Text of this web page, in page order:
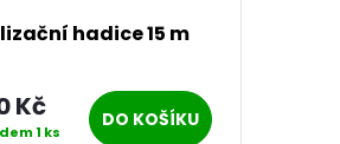
hadice 15 m
Kč
1 ks
DO KOŠÍKU